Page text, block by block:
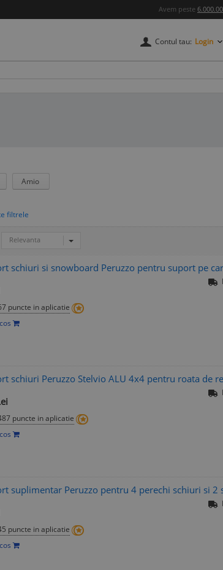
Avem peste
Contul tau: Login
Amio
Relevanta
schiuri si snowboard Peruzzo pentru suport pe
puncte in aplicatie
schiuri Peruzzo Stelvio ALU 4x4 pentru roata de
puncte in aplicatie
suplimentar Peruzzo pentru 4 perechi schiuri si 2
puncte in aplicatie